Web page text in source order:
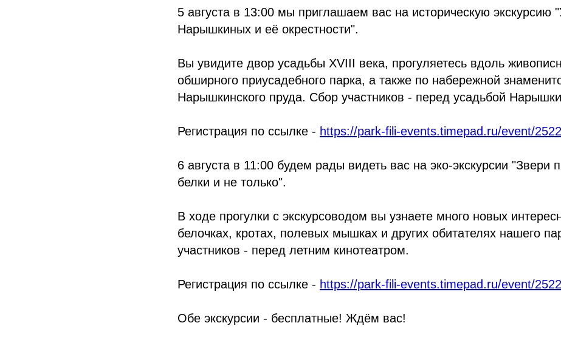
5 августа в 13:00 мы приглашаем вас на историческую экскурсию
Нарышкиных и её окрестности".
Вы увидите двор усадьбы XVIII века, прогуляетесь вдоль
обширного приусадебного парка, а также по набережной
Нарышкинского пруда. Сбор участников - перед усадьбой
Регистрация по ссылке - https://park-fili-events.timepad.ru/event/
6 августа в 11:00 будем рады видеть вас на эко-экскурсии "Звери
белки и не только".
В ходе прогулки с экскурсоводом вы узнаете много новых
белочках, кротах, полевых мышках и других обитателях нашего
участников - перед летним кинотеатром.
Регистрация по ссылке - https://park-fili-events.timepad.ru/event/
Обе экскурсии - бесплатные! Ждём вас!